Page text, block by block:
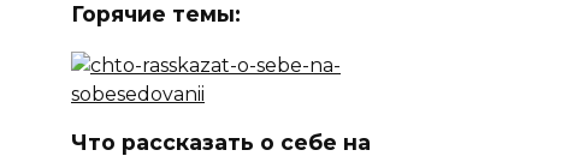
Горячие темы:
Что рассказать о себе на